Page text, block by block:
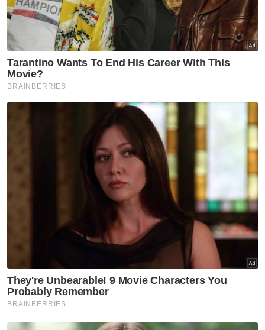
Lebih 6,000 warga Indonesia pulang beraya guna
Lebih 6,000 warga Indonesia pulang beraya naik feri
Orang ramai boleh terus melayari laman
sosial (Facebook, Instagram, Twitter, Tiktok)
(PKPS) atau melayari pautan
https://linktr.ee/myPKPS untuk kemas kini
lokasi jualan dari semasa ke semasa.